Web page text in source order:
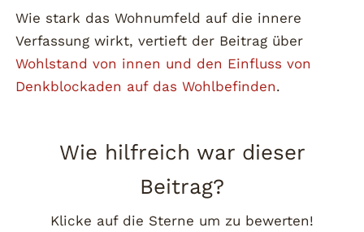
Wie stark das Wohnumfeld auf die innere
Verfassung wirkt, vertieft der Beitrag über
Wohlstand von innen und den Einfluss von
Denkblockaden auf das Wohlbefinden.
Wie hilfreich war dieser
Beitrag?
Klicke auf die Sterne um zu bewerten!